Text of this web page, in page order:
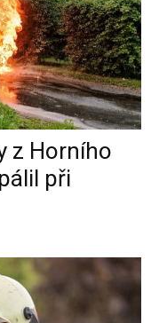
z Horního
při